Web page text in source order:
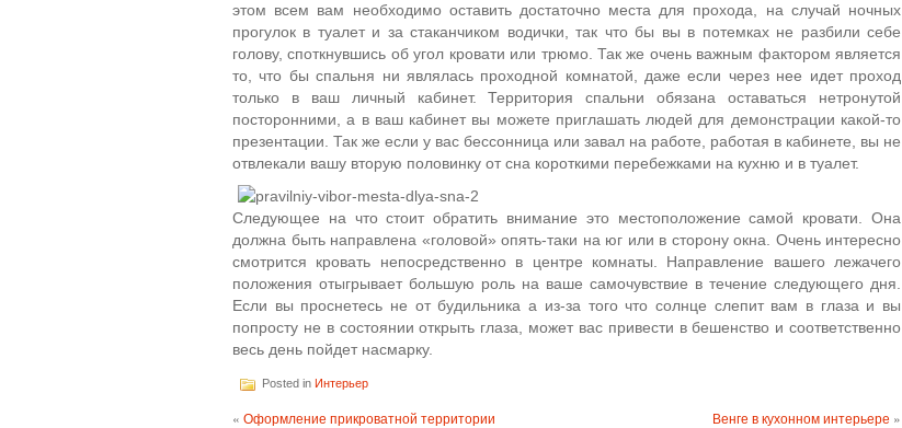
этом всем вам необходимо оставить достаточно места для прохода, на случай ночных
прогулок в туалет и за стаканчиком водички, так что бы вы в потемках не разбили себе
голову, споткнувшись об угол кровати или трюмо. Так же очень важным фактором является
то, что бы спальня ни являлась проходной комнатой, даже если через нее идет проход
только в ваш личный кабинет. Территория спальни обязана оставаться нетронутой
посторонними, а в ваш кабинет вы можете приглашать людей для демонстрации какой-то
презентации. Так же если у вас бессонница или завал на работе, работая в кабинете, вы не
отвлекали вашу вторую половинку от сна короткими перебежками на кухню и в туалет.
Следующее на что стоит обратить внимание это местоположение самой кровати. Она
должна быть направлена «головой» опять-таки на юг или в сторону окна. Очень интересно
смотрится кровать непосредственно в центре комнаты. Направление вашего лежачего
положения отыгрывает большую роль на ваше самочувствие в течение следующего дня.
Если вы проснетесь не от будильника а из-за того что солнце слепит вам в глаза и вы
попросту не в состоянии открыть глаза, может вас привести в бешенство и соответственно
весь день пойдет насмарку.
Posted in Интерьер
« Оформление прикроватной территории Венге в кухонном интерьере »